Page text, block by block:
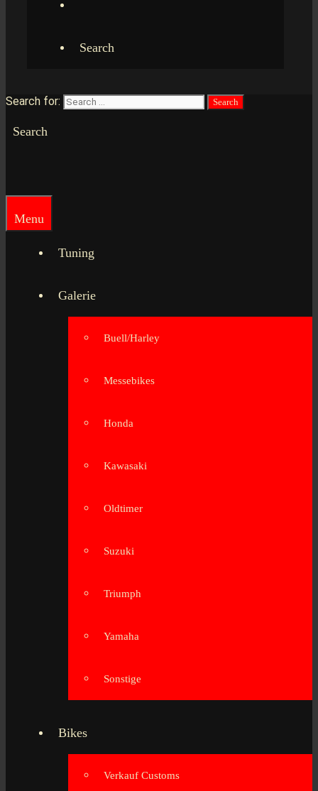
Search
Search for:
Search
Menu
Tuning
Galerie
Buell/Harley
Messebikes
Honda
Kawasaki
Oldtimer
Suzuki
Triumph
Yamaha
Sonstige
Bikes
Verkauf Customs